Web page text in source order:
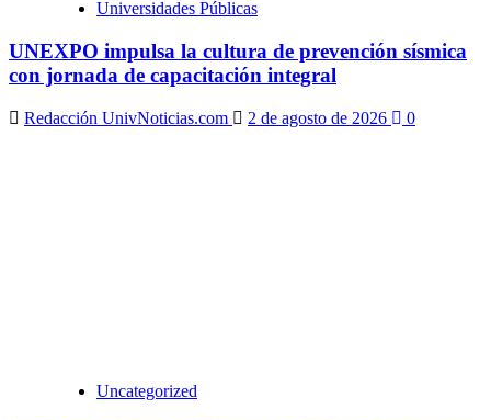
Universidades Públicas
UNEXPO impulsa la cultura de prevención sísmica
con jornada de capacitación integral
Redacción UnivNoticias.com 2 de agosto de 2026 0
Uncategorized